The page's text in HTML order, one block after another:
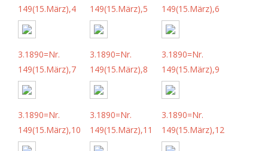
149(15.März),4
149(15.März),5
149(15.März),6
3.1890=Nr.
149(15.März),7
3.1890=Nr.
149(15.März),8
3.1890=Nr.
149(15.März),9
3.1890=Nr.
149(15.März),10
3.1890=Nr.
149(15.März),11
3.1890=Nr.
149(15.März),12